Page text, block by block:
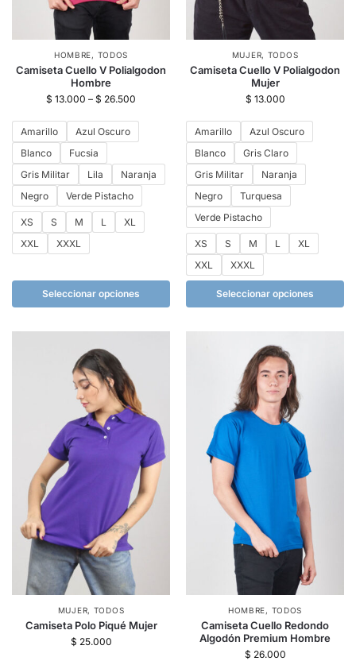
HOMBRE, TODOS
Camiseta Cuello V Polialgodon
Hombre
$ 13.000 – $ 26.500
Amarillo
Azul Oscuro
Blanco
Fucsia
Gris Militar
Lila
Naranja
Negro
Verde Pistacho
XS S M L
XL
XXL
XXXL
Seleccionar opciones
MUJER, TODOS
Camiseta Cuello V Polialgodon
Mujer
$ 13.000
Amarillo
Azul Oscuro
Blanco
Gris Claro
Gris Militar
Naranja
Negro
Turquesa
Verde Pistacho
XS S M L
XL
XXL
XXXL
Seleccionar opciones
MUJER, TODOS
Camiseta Polo Piqué Mujer
$ 25.000
HOMBRE, TODOS
Camiseta Cuello Redondo
Algodón Premium Hombre
$ 26.000